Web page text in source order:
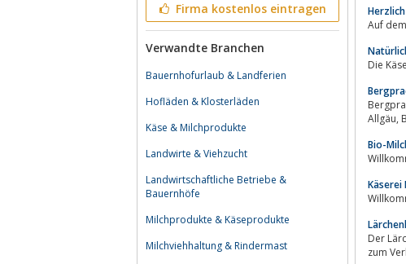
Firma kostenlos eintragen
Verwandte Branchen
Bauernhofurlaub & Landferien
Hofläden & Klosterläden
Käse & Milchprodukte
Landwirte & Viehzucht
Landwirtschaftliche Betriebe &
Bauernhöfe
Milchprodukte & Käseprodukte
Milchviehhaltung & Rindermast
Auf
Bergpracht Milchwerk
Bio-
Käserei
Der
zum